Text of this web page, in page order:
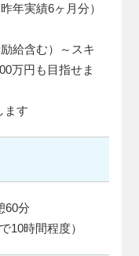
年実績6ヶ月分）
給含む）～スキ
万円も目指せま
ます
60分
10時間程度）